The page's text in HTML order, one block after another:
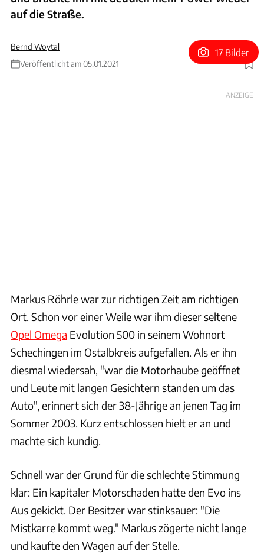
auf die Straße.
Bernd Woytal
Veröffentlicht am 05.01.2021
Foto: Fact
17 Bilder
ANZEIGE
Markus Röhrle war zur richtigen Zeit am richtigen
Ort. Schon vor einer Weile war ihm dieser seltene
Opel Omega Evolution 500 in seinem Wohnort
Schechingen im Ostalbkreis aufgefallen. Als er ihn
diesmal wiedersah, "war die Motorhaube geöffnet
und Leute mit langen Gesichtern standen um das
Auto", erinnert sich der 38-Jährige an jenen Tag im
Sommer 2003. Kurz entschlossen hielt er an und
machte sich kundig.
Schnell war der Grund für die schlechte Stimmung
klar: Ein kapitaler Motorschaden hatte den Evo ins
Aus gekickt. Der Besitzer war stinksauer: "Die
Mistkarre kommt weg." Markus zögerte nicht lange
und kaufte den Wagen auf der Stelle.